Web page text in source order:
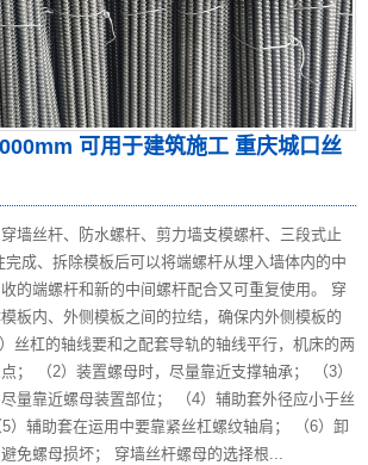
可用于建筑施工 重庆城口丝
墙丝杆、防水螺杆、剪力墙支模螺杆、三段式止
成、拆除模板后可以将端螺杆从埋入墙体内的中
的端螺杆和新的中间螺杆配合又可重复使用。 穿
板内、外侧模板之间的拉结，确保内外侧模板的
丝杠的轴线要和之配套导轨的轴线平行，机床的两
； （2）装置螺母时，尽量靠近支撑轴承； （3）
量靠近螺母装置部位； （4）辅助套外径应小于丝
）辅助套在运用中要靠紧丝杠螺纹轴肩； （6）卸
免螺母损坏； 穿墙丝杆螺母的选择根...